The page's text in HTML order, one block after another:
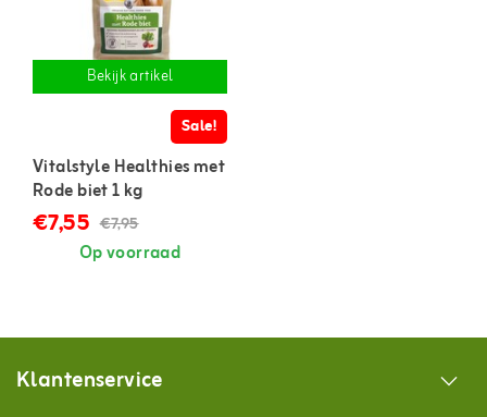
Bekijk artikel
Sale!
Vitalstyle Healthies met
Rode biet 1 kg
€7,55 €7,95
Op voorraad
Klantenservice